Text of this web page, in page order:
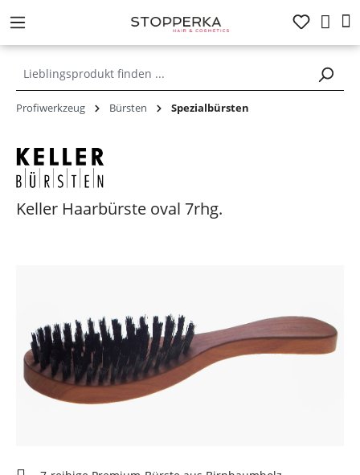
springen
Profiwerkzeug Bürsten Spezialbürsten
Keller Haarbürste oval 7rhg.